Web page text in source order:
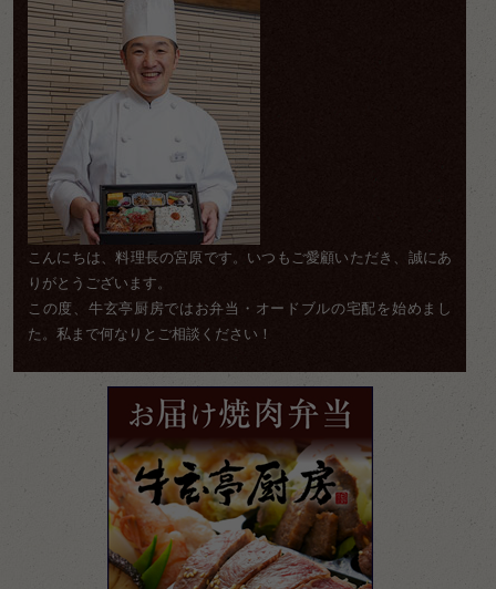
こんにちは、料理長の宮原です。いつもご愛顧いただき、誠にあ
りがとうございます。
この度、牛玄亭厨房ではお弁当・オードブルの宅配を始めまし
た。私まで何なりとご相談ください！